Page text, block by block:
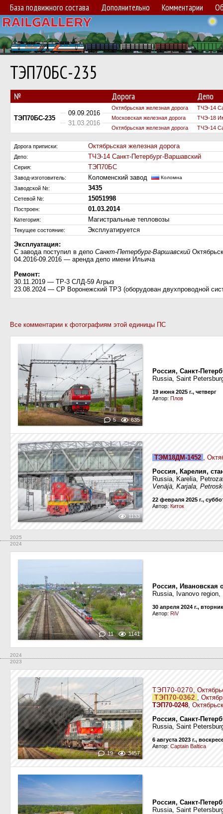
База подвижного состава Дополнительно Комментарии
ТЭП70БС-235
№ Дорога Депо
ТЭП70БС-235
09.09.2016
Октябрьская железная дорога ТЧЭ-14
31.03.2016
Московская железная дорога
ТЧЭ-18
Октябрьская железная дорога
ТЧЭ-14
Дорога приписки: Октябрьская железная дорога
Депо: ТЧЭ-14 Санкт-Петербург-Варшавский
Серия: ТЭП70БС
Завод-изготовитель: Коломенский завод Коломна
Заводской №: 3435
Сетевой №: 15051998
Построен: 01.03.2014
Категория: Магистральные тепловозы
Текущее состояние:
Эксплуатируется
Эксплуатация:
С завода поступил в депо Санкт-Петербург-Варшавский
04.2016-09.2016 — аренда депо имени Ильича
Ремонт:
30.11.2019 — ТР-3 СЛД-59 Агрыз
23.08.2024 — СР Воронежский ТРЗ (оборудован двухпроводной
Все комментарии к фотографиям этой единицы ПС
5 635
Россия, Санкт-
Russia, Saint
19 июня 2025 г., четверг
Автор: Плов
1133
ТЭМ18ДМ-1452 ,
Россия, Карелия,
Russia, Karelia,
Venäjä, Karjala,
22 февраля 2025 г.,
Автор: Киток
2025
2024
11 1141
Россия, Ивановская
Russia, Ivanovo
30 апреля 2024 г., вторник
Автор: RiV
2024
2023
19 3457
ТЭП70-0270,
ТЭП70-0362 ,
ТЭП70-0248,
Россия, Санкт-
Russia, Saint
6 августа 2023 г.,
Автор: Captain Baltica
Россия, Санкт-
Russia, Saint